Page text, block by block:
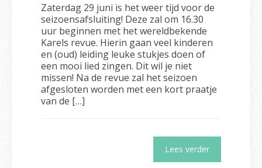
Zaterdag 29 juni is het weer tijd voor de
seizoensafsluiting! Deze zal om 16.30
uur beginnen met het wereldbekende
Karels revue. Hierin gaan veel kinderen
en (oud) leiding leuke stukjes doen of
een mooi lied zingen. Dit wil je niet
missen! Na de revue zal het seizoen
afgesloten worden met een kort praatje
van de […]
Lees verder